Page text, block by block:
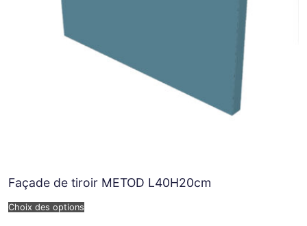
Façade de tiroir METOD L40H20cm
Choix des options